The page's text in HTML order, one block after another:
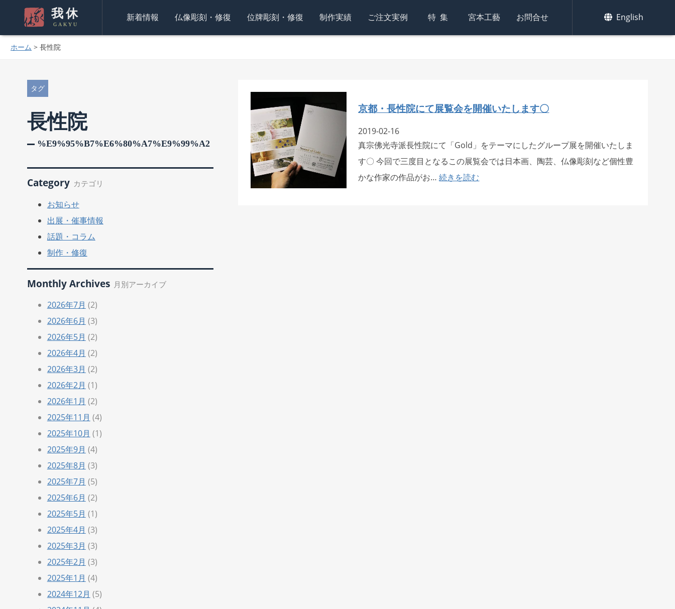
我休
GAKYU
新着情報 仏像彫刻・修復 位牌彫刻・修復 制作実績 ご注文実例 特集 宮本工藝 お問合せ English
ホーム > 長性院
タグ
長性院
%e9%95%b7%e6%80%a7%e9%99%a2
Category カテゴリ
お知らせ
出展・催事情報
話題・コラム
制作・修復
Monthly Archives 月別アーカイブ
2026年7月 (2)
2026年6月 (3)
2026年5月 (2)
2026年4月 (2)
2026年3月 (2)
2026年2月 (1)
2026年1月 (2)
2025年11月 (4)
2025年10月 (1)
2025年9月 (4)
2025年8月 (3)
2025年7月 (5)
2025年6月 (2)
2025年5月 (1)
2025年4月 (3)
2025年3月 (3)
2025年2月 (3)
2025年1月 (4)
2024年12月 (5)
京都・長性院にて展覧会を開催いたします〇
2019-02-16
真宗佛光寺派長性院にて「Gold」をテーマにしたグループ展を開催いたしま
す〇 今回で三度目となるこの展覧会では日本画、陶芸、仏像彫刻など個性豊
かな作家の作品がお…続きを読む